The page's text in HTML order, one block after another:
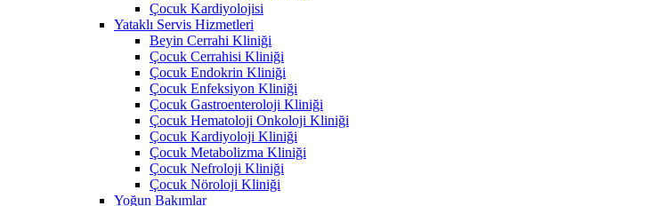
Çocuk Kardiyolojisi
Yataklı Servis Hizmetleri
Beyin Cerrahi Kliniği
Çocuk Cerrahisi Kliniği
Çocuk Endokrin Kliniği
Çocuk Enfeksiyon Kliniği
Çocuk Gastroenteroloji Kliniği
Çocuk Hematoloji Onkoloji Kliniği
Çocuk Kardiyoloji Kliniği
Çocuk Metabolizma Kliniği
Çocuk Nefroloji Kliniği
Çocuk Nöroloji Kliniği
Yoğun Bakımlar